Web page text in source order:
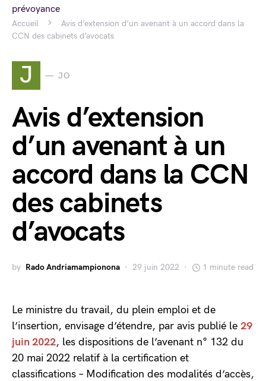
Accueil
Avis d’extension d’un avenant à un accord dans la
CCN des cabinets d’avocats
J JO
Avis d’extension
d’un avenant à un
accord dans la CCN
des cabinets
d’avocats
by Rado Andriamampionona 29 juin 2022 1 minute read
Le ministre du travail, du plein emploi et de
l’insertion, envisage d’étendre, par avis publié le 29
juin 2022, les dispositions de l’avenant n° 132 du
20 mai 2022 relatif à la certification et
classifications – Modification des modalités d’accès,
prévoyance